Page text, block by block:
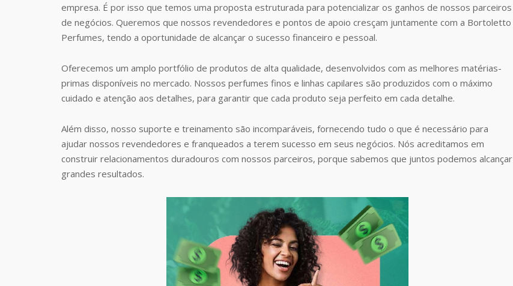
empresa. É por isso que temos uma proposta estruturada para potencializar os ganhos de nossos parceiros
de negócios. Queremos que nossos revendedores e pontos de apoio cresçam juntamente com a Bortoletto
Perfumes, tendo a oportunidade de alcançar o sucesso financeiro e pessoal.
Oferecemos um amplo portfólio de produtos de alta qualidade, desenvolvidos com as melhores matérias-
primas disponíveis no mercado. Nossos perfumes finos e linhas capilares são produzidos com o máximo
cuidado e atenção aos detalhes, para garantir que cada produto seja perfeito em cada detalhe.
Além disso, nosso suporte e treinamento são incomparáveis, fornecendo tudo o que é necessário para
ajudar nossos revendedores e franqueados a terem sucesso em seus negócios. Nós acreditamos em
construir relacionamentos duradouros com nossos parceiros, porque sabemos que juntos podemos alcançar
grandes resultados.